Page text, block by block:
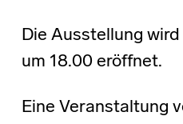
Die Ausstellung
um 18.00 eröffnet.
Eine Veranstaltung